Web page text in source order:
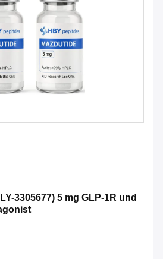
3305677) 5 mg GLP-1R und